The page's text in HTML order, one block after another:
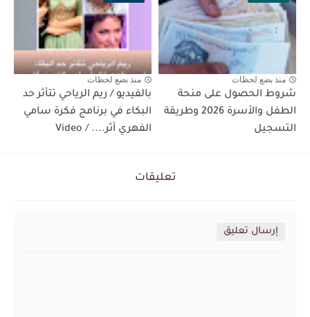
منذ بضع لحظات
شروط الحصول على منحة
الطفل والأسرة 2026 وطريقة
التسجيل
منذ بضع لحظات
بالفيديو / ريم الرياحي تتأثر حد
البكاء في برنامج فكرة سامي
الفهري أثر.... / Video
تعليقات
إرسال تعليق